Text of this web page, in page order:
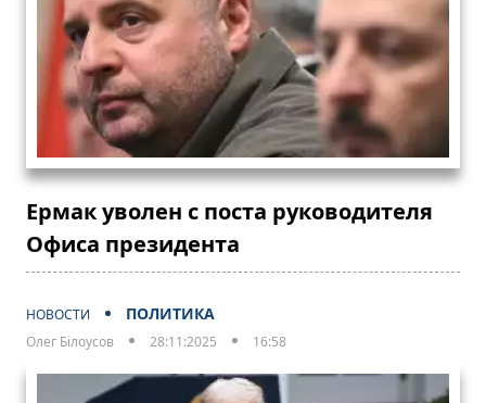
Ермак уволен с поста руководителя
Офиса президента
НОВОСТИ ПОЛИТИКА
Олег Білоусов 28:11:2025 16:58